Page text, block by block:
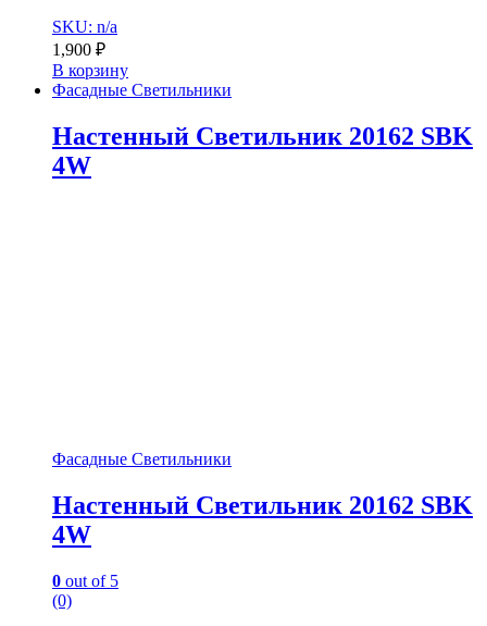
SKU: n/a
1,900 ₽
В корзину
Фасадные Светильники
Настенный Светильник 20162 SBK
4W
Фасадные Светильники
Настенный Светильник 20162 SBK
4W
0 out of 5
(0)